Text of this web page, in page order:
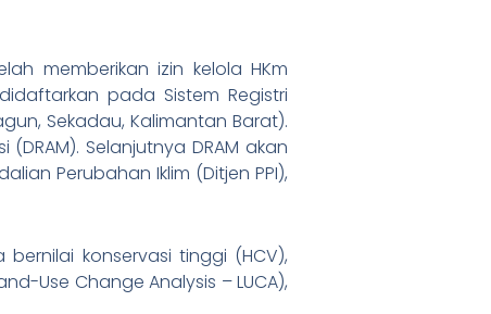
memberikan izin kelola HKm
pada Sistem Registri
Sekadau, Kalimantan Barat).
Selanjutnya DRAM akan
Perubahan Iklim (Ditjen PPI),
konservasi tinggi (HCV),
Use Change Analysis – LUCA),